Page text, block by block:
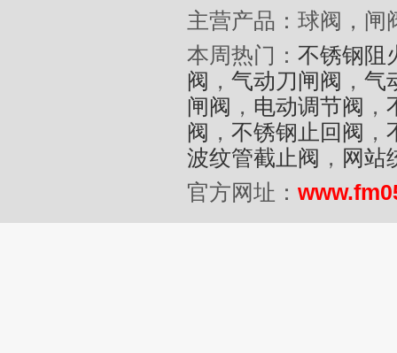
主营产品：球阀，闸
本周热门： 不锈钢阻
阀 ， 气动刀闸阀 ， 气
闸阀 ， 电动调节阀 ，
阀 ， 不锈钢止回阀 ，
波纹管截止阀 ， 网站
官方网址：